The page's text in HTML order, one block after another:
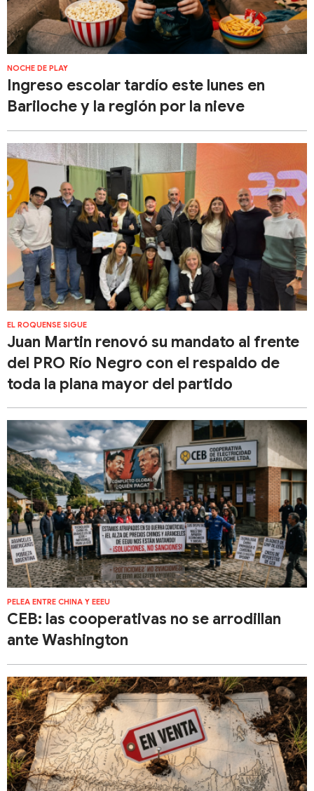
NOCHE DE PLAY
Ingreso escolar tardío este lunes en
Bariloche y la región por la nieve
EL ROQUENSE SIGUE
Juan Martin renovó su mandato al frente
del PRO Río Negro con el respaldo de
toda la plana mayor del partido
PELEA ENTRE CHINA Y EEEU
​​CEB: las cooperativas no se arrodillan
ante Washington